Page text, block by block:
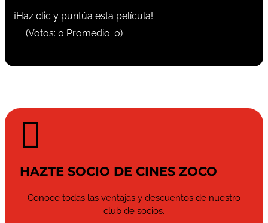
¡Haz clic y puntúa esta película!
(Votos: 0 Promedio: 0)

HAZTE SOCIO DE CINES ZOCO
Conoce todas las ventajas y descuentos de nuestro
club de socios.